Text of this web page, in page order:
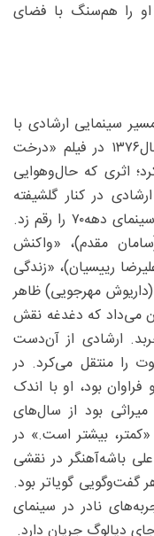
او را هم‌سنگ با فضای
سینمایی ارشادی با
فیلم‌های مهم دیگری ادامه یافت. در سال‌۱۳۷۶ در فیلم «درخت
اثری که حال‌و‌هوایی
در کنار گلشیفته
فراهانی یکی از ترکیب‌های به‌یادماندنی سینمای دهه۷۰ را رقم زد.
مقدم)، «واکنش
رییسیان)، «زندگی
مهرجویی) ظاهر
می‌داد که دغدغه نقش
ارشادی از آن‌دست
را منتقل می‌کرد. در
بود، او با اندک
بود از سال‌های
بیشتر است.» در
باشه‌آهنگر در نقشی
گفت‌وگویی گویا‌تر بود.
نادر در سینمای
دیالوگ جریان دارد.